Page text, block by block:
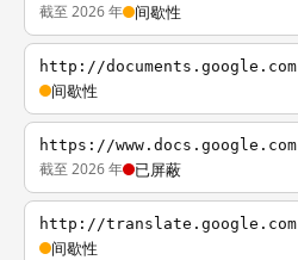
截至 2026 年 间歇性
http://documents.google.com
间歇性
https://www.docs.google.com
截至 2026 年 已屏蔽
http://translate.google.com
间歇性